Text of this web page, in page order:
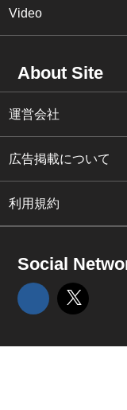
Video
About Site
運営会社
広告掲載について
利用規約
Social